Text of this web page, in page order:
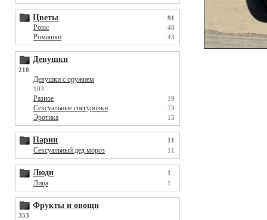
Цветы 91
Розы 48
Ромашки 43
Девушки
210
Девушки с оружием
103
Разное 19
Сексуальные снегурочки 73
Эротика 15
Парни 11
Сексуальный дед мороз 11
Люди 1
Лица 1
Фрукты и овощи
353